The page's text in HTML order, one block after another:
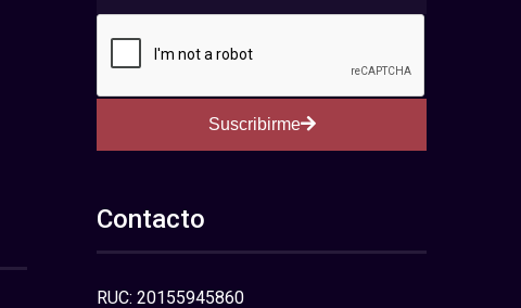
Suscribirme
Contacto
RUC: 20155945860